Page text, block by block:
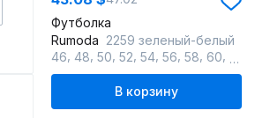
Футболка
Rumoda 2259 зеленый-белый
46 48 50 52 54 56 58 60
В корзину